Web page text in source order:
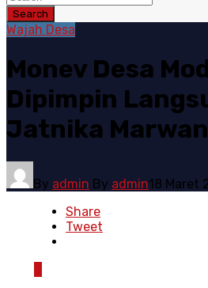
Search
Wajah Desa
Monev Desa
Dipimpin
Jatnika Marwan
By admin By admin18 Maret
Share
Tweet